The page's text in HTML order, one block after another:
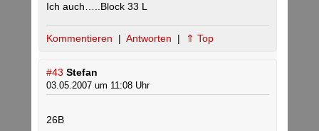
Ich auch…..Block 33 L
Kommentieren | Antworten | ⇑ Top
#43 Stefan
03.05.2007 um 11:08 Uhr
26B